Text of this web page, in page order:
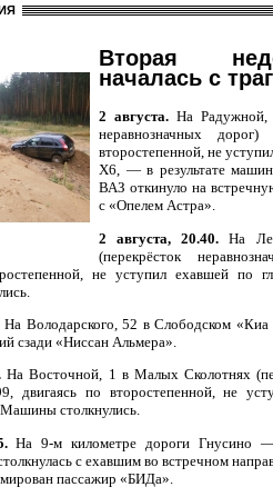
Вторая
началась с
2 августа.На Радужной,
неравнозначных
второстепенной, не
Х6, — в результате
ВАЗ откинуло на
с «Опелем Астра».
2 августа, 20.40.На
(перекрёсток
не уступил ехавшей по
На Володарского, 52 в Слободском
сзади «Ниссан Альмера».
На Восточной, 1 в Малых Сколотнях
двигаясь по второстепенной, не
столкнулись.
На 9-м километре дороги Гнусино
с ехавшим во встречном
пассажир «БИДа».